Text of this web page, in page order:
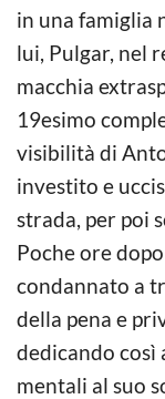
in una famiglia
lui, Pulgar, nel
macchia
19esimo
visibilità di
investito e
strada, per poi
Poche ore
condannato a
della pena e
dedicando così
mentali al suo